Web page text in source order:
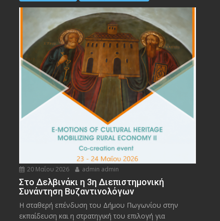
20 Μαΐου 2026 admin admin
Στο Δελβινάκι η 3η Διεπιστημονική
Συνάντηση Βυζαντινολόγων
Η σταθερή επένδυση του Δήμου Πωγωνίου στην
εκπαίδευση και η στρατηγική του επιλογή για